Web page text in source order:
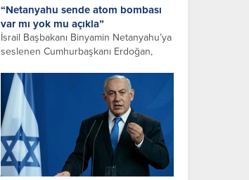
“Netanyahu sende atom bombası
var mı yok mu açıkla”
İsrail Başbakanı Binyamin Netanyahu’ya
seslenen Cumhurbaşkanı Erdoğan,
Sen de atom bombası var...